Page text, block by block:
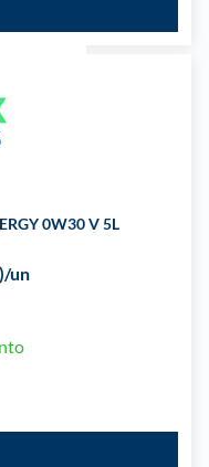
0W30 V 5L
/un